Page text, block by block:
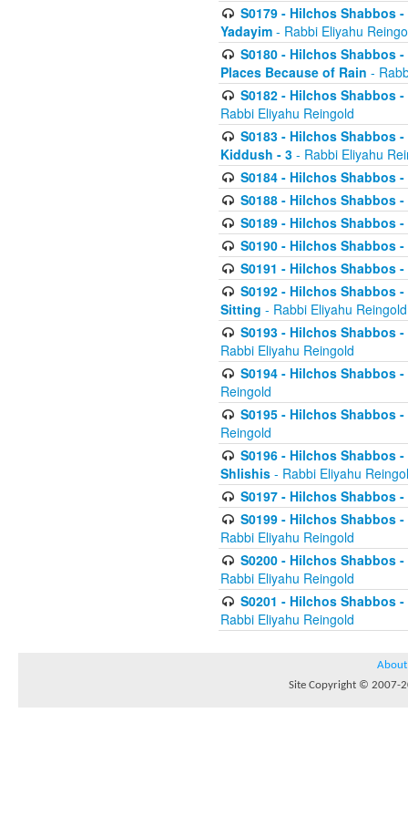
S0179 - Hilchos Shabbos
Yadayim - Rabbi Eliyahu
S0180 - Hilchos Shabbos
Places Because of Rain -
S0182 - Hilchos Shabbos
Rabbi Eliyahu Reingold
S0183 - Hilchos Shabbos
Kiddush - 3 - Rabbi Eliyahu
S0184 - Hilchos Shabbos
S0188 - Hilchos Shabbos
S0189 - Hilchos Shabbos
S0190 - Hilchos Shabbos
S0191 - Hilchos Shabbos
S0192 - Hilchos Shabbos
Sitting - Rabbi Eliyahu Reingold
S0193 - Hilchos Shabbos
Rabbi Eliyahu Reingold
S0194 - Hilchos Shabbos
Reingold
S0195 - Hilchos Shabbos
Reingold
S0196 - Hilchos Shabbos
Shlishis - Rabbi Eliyahu
S0197 - Hilchos Shabbos
S0199 - Hilchos Shabbos
Rabbi Eliyahu Reingold
S0200 - Hilchos Shabbos
Rabbi Eliyahu Reingold
S0201 - Hilchos Shabbos
Rabbi Eliyahu Reingold
About
Site Copyright © 2007-